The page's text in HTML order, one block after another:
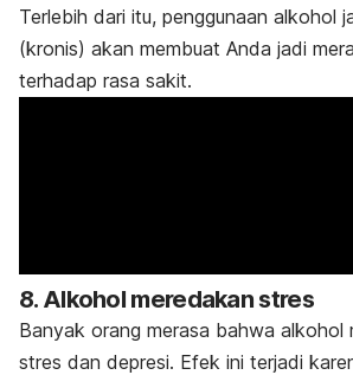
Terlebih dari itu, penggunaan alkohol
(kronis) akan membuat Anda jadi
terhadap rasa sakit.
8. Alkohol meredakan stres
Banyak orang merasa bahwa alkohol
stres dan depresi. Efek ini terjadi